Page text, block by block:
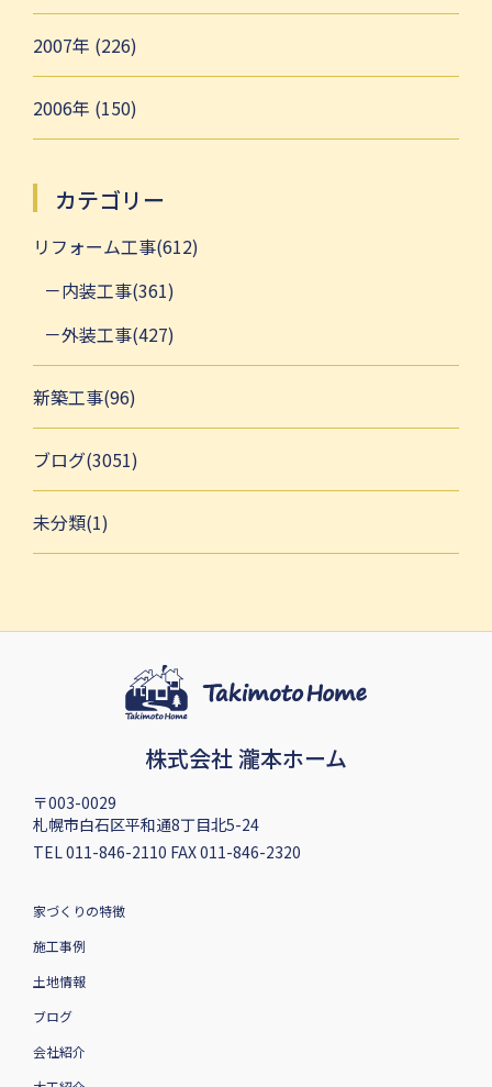
2007年 (226)
2006年 (150)
カテゴリー
リフォーム工事(612)
内装工事(361)
外装工事(427)
新築工事(96)
ブログ(3051)
未分類(1)
株式会社 瀧本ホーム
〒003-0029
札幌市白石区平和通8丁目北5-24
TEL 011-846-2110 FAX 011-846-2320
家づくりの特徴
施工事例
土地情報
ブログ
会社紹介